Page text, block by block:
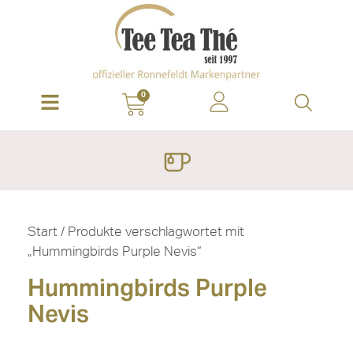
0
Start / Produkte verschlagwortet mit
„Hummingbirds Purple Nevis“
Hummingbirds Purple
Nevis